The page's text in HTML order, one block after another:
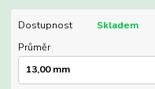
Dostupnost
Skladem
Průměr